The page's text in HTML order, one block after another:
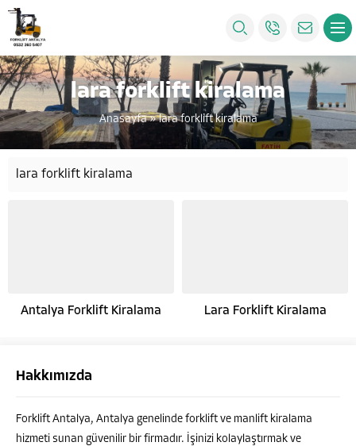
lara forklift kiralama
Anasayfa»lara forklift kiralama
lara forklift kiralama
Antalya Forklift Kiralama Lara Forklift Kiralama
Hakkımızda
Forklift Antalya, Antalya genelinde forklift ve manlift kiralama
hizmeti sunan güvenilir bir firmadır. İşinizi kolaylaştırmak ve